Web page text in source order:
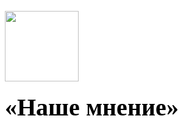
«Наше мнение»